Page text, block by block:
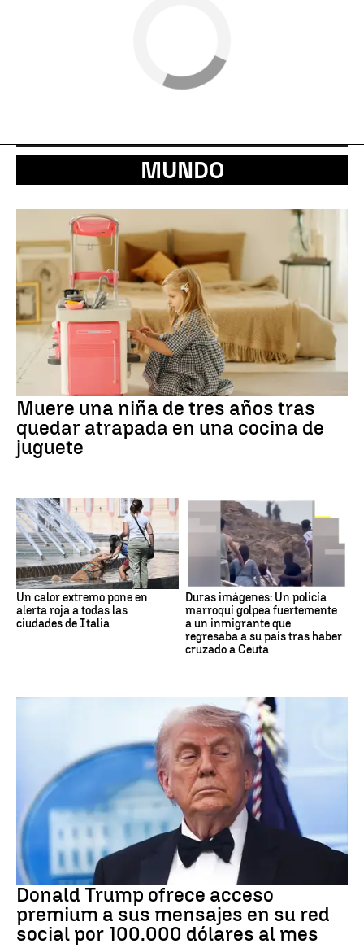
MUNDO
Muere una niña de tres años tras
quedar atrapada en una cocina de
juguete
Un calor extremo pone en
alerta roja a todas las
ciudades de Italia
Duras imágenes: Un policía
marroquí golpea fuertemente
a un inmigrante que
regresaba a su país tras haber
cruzado a Ceuta
DONALD TRUMP
Donald Trump ofrece acceso
premium a sus mensajes en su red
social por 100.000 dólares al mes